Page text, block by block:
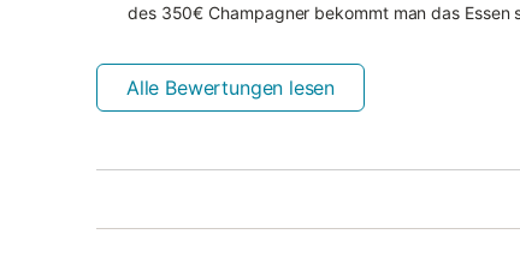
des 350€ Champagner bekommt man das Essen
Alle Bewertungen lesen